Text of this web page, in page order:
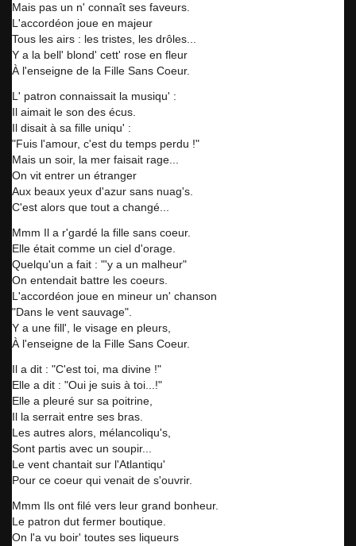
Mais pas un n' connaît ses faveurs.
L'accordéon joue en majeur
Tous les airs : les tristes, les drôles...
Y a la bell' blond' cett' rose en fleur
À l'enseigne de la Fille Sans Coeur.
L' patron connaissait la musiqu' :
Il aimait le son des écus.
Il disait à sa fille uniqu' :
"Fuis l'amour, c'est du temps perdu !"
Mais un soir, la mer faisait rage...
On vit entrer un étranger
Aux beaux yeux d'azur sans nuag's.
C'est alors que tout a changé...
Mmm Il a r'gardé la fille sans coeur.
Elle était comme un ciel d'orage.
Quelqu'un a fait : "'y a un malheur"
On entendait battre les coeurs.
L'accordéon joue en mineur un' chanson
"Dans le vent sauvage".
Y a une fill', le visage en pleurs,
À l'enseigne de la Fille Sans Coeur.
Il a dit : "C'est toi, ma divine !"
Elle a dit : "Oui je suis à toi...!"
Elle a pleuré sur sa poitrine,
Il la serrait entre ses bras.
Les autres alors, mélancoliqu's,
Sont partis avec un soupir...
Le vent chantait sur l'Atlantiqu'
Pour ce coeur qui venait de s'ouvrir.
Mmm Ils ont filé vers leur grand bonheur.
Le patron dut fermer boutique.
On l'a vu boir' toutes ses liqueurs